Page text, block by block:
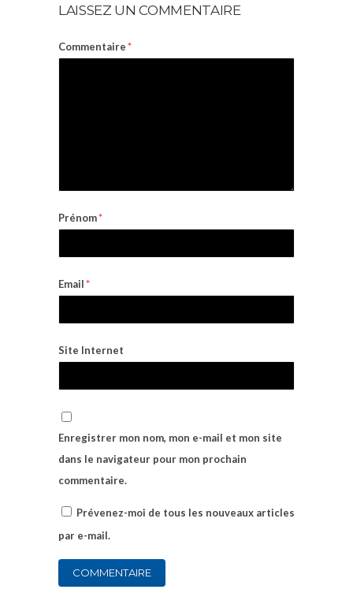
LAISSEZ UN COMMENTAIRE
Commentaire*
Prénom*
Email*
Site Internet
Enregistrer mon nom, mon e-mail et mon site
dans le navigateur pour mon prochain
commentaire.
Prévenez-moi de tous les nouveaux articles
par e-mail.